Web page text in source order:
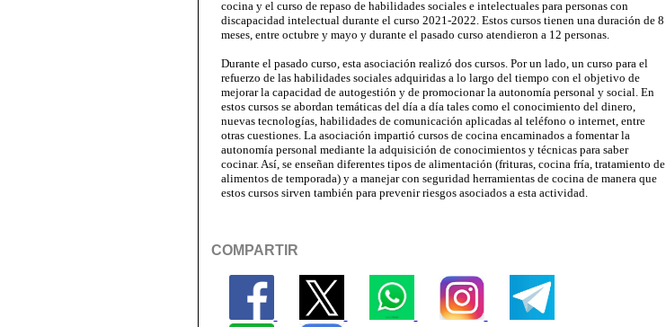
cocina y el curso de repaso de habilidades sociales e intelectuales para personas con
discapacidad intelectual durante el curso 2021-2022. Estos cursos tienen una duración de 8
meses, entre octubre y mayo y durante el pasado curso atendieron a 12 personas.
Durante el pasado curso, esta asociación realizó dos cursos. Por un lado, un curso para el
refuerzo de las habilidades sociales adquiridas a lo largo del tiempo con el objetivo de
mejorar la capacidad de autogestión y de promocionar la autonomía personal y social. En
estos cursos se abordan temáticas del día a día tales como el conocimiento del dinero,
nuevas tecnologías, habilidades de comunicación aplicadas al teléfono o internet, entre
otras cuestiones. La asociación impartió cursos de cocina encaminados a fomentar la
autonomía personal mediante la adquisición de conocimientos y técnicas para saber
cocinar. Así, se enseñan diferentes tipos de alimentación (frituras, cocina fría, tratamiento de
alimentos de temporada) y a manejar con seguridad herramientas de cocina de manera que
estos cursos sirven también para prevenir riesgos asociados a esta actividad.
COMPARTIR